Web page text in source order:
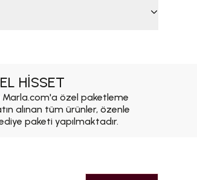
HİSSET
Marla.com'a özel paketleme
alınan tüm ürünler, özenle
paketi yapılmaktadır.